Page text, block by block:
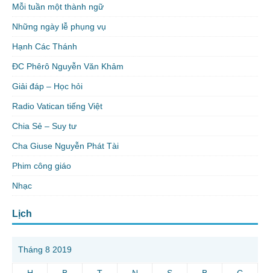
Mỗi tuần một thành ngữ
Những ngày lễ phụng vụ
Hạnh Các Thánh
ĐC Phêrô Nguyễn Văn Khảm
Giải đáp – Học hỏi
Radio Vatican tiếng Việt
Chia Sẻ – Suy tư
Cha Giuse Nguyễn Phát Tài
Phim công giáo
Nhạc
Lịch
Tháng 8 2019